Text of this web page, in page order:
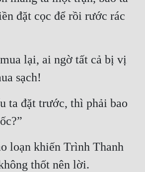
đặt cọc để rồi rước rác
lại, ai ngờ tất cả bị vị
sạch!
ta đặt trước, thì phải bao
loạn khiến Trình Thanh
thốt nên lời.